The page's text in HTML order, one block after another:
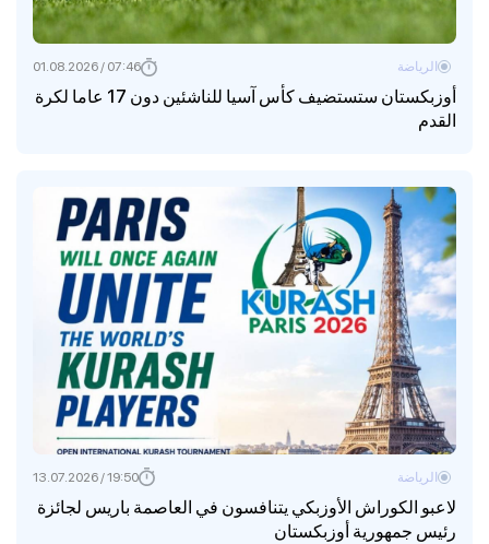
أوزبكستان ستستضيف كأس آسيا للناشئين دون 17 عاما لكرة
القدم
الرياضة 07:46 / 01.08.2026
لاعبو الكوراش الأوزبكي يتنافسون في العاصمة باريس لجائزة
رئيس جمهورية أوزبكستان
الرياضة 19:50 / 13.07.2026